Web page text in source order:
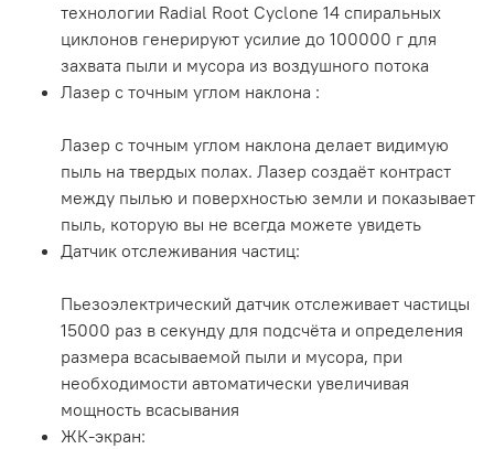
технологии Radial Root Cyclone 14 спиральных
циклонов генерируют усилие до 100000 г для
захвата пыли и мусора из воздушного потока
Лазер с точным углом наклона :
Лазер с точным углом наклона делает видимую
пыль на твердых полах. Лазер создаёт контраст
между пылью и поверхностью земли и показывает
пыль, которую вы не всегда можете увидеть
Датчик отслеживания частиц:
Пьезоэлектрический датчик отслеживает частицы
15000 раз в секунду для подсчёта и определения
размера всасываемой пыли и мусора, при
необходимости автоматически увеличивая
мощность всасывания
ЖК-экран: